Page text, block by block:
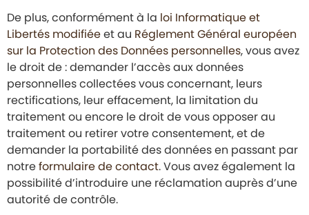
De plus, conformément à la loi Informatique et
Libertés modifiéeet au Réglement Général européen
sur la Protection des Données personnelles, vous avez
le droit de : demander l’accès aux données
personnelles collectées vous concernant, leurs
rectifications, leur effacement, la limitation du
traitement ou encore le droit de vous opposer au
traitement ou retirer votre consentement, et de
demander la portabilité des données en passant par
notreformulaire de contact. Vous avez également la
possibilité d’introduire une réclamation auprès d’une
autorité de contrôle.